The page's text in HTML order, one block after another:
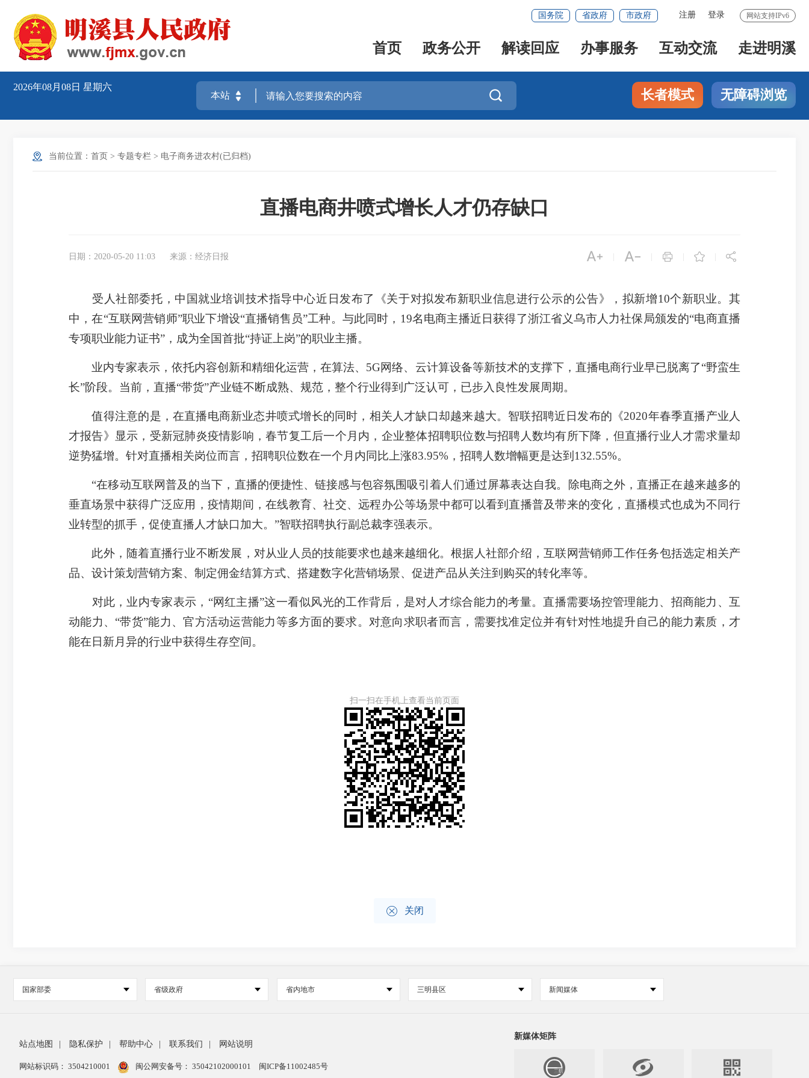
网站支持IPv6
注册 登录
国务院 省政府 市政府
首页 政务公开 解读回应 办事服务 互动交流 走进明溪
2026年08月08日 星期六
 长者模式 无障碍浏览
当前位置： 首页 > 专题专栏 > 电子商务进农村(已归档)
直播电商井喷式增长人才仍存缺口
日期：2020-05-20 11:03 来源：经济日报     
受人社部委托，中国就业培训技术指导中心近日发布了《关于对拟发布新职业信息进行公示的公告》，拟新增10个新职业。其
中，在“互联网营销师”职业下增设“直播销售员”工种。与此同时，19名电商主播近日获得了浙江省义乌市人力社保局颁发的“电商直播
专项职业能力证书”，成为全国首批“持证上岗”的职业主播。
业内专家表示，依托内容创新和精细化运营，在算法、5G网络、云计算设备等新技术的支撑下，直播电商行业早已脱离了“野蛮生
长”阶段。当前，直播“带货”产业链不断成熟、规范，整个行业得到广泛认可，已步入良性发展周期。
值得注意的是，在直播电商新业态井喷式增长的同时，相关人才缺口却越来越大。智联招聘近日发布的《2020年春季直播产业人
才报告》显示，受新冠肺炎疫情影响，春节复工后一个月内，企业整体招聘职位数与招聘人数均有所下降，但直播行业人才需求量却
逆势猛增。针对直播相关岗位而言，招聘职位数在一个月内同比上涨83.95%，招聘人数增幅更是达到132.55%。
“在移动互联网普及的当下，直播的便捷性、链接感与包容氛围吸引着人们通过屏幕表达自我。除电商之外，直播正在越来越多的
垂直场景中获得广泛应用，疫情期间，在线教育、社交、远程办公等场景中都可以看到直播普及带来的变化，直播模式也成为不同行
业转型的抓手，促使直播人才缺口加大。”智联招聘执行副总裁李强表示。
此外，随着直播行业不断发展，对从业人员的技能要求也越来越细化。根据人社部介绍，互联网营销师工作任务包括选定相关产
品、设计策划营销方案、制定佣金结算方式、搭建数字化营销场景、促进产品从关注到购买的转化率等。
对此，业内专家表示，“网红主播”这一看似风光的工作背后，是对人才综合能力的考量。直播需要场控管理能力、招商能力、互
动能力、“带货”能力、官方活动运营能力等多方面的要求。对意向求职者而言，需要找准定位并有针对性地提升自己的能力素质，才
能在日新月异的行业中获得生存空间。
扫一扫在手机上查看当前页面
 关闭
国家部委 省级政府 省内地市 三明县区 新闻媒体
站点地图 隐私保护 帮助中心 联系我们 网站说明
网站标识码： 3504210001 闽公网安备号： 35042102000101 闽ICP备11002485号
新媒体矩阵
 